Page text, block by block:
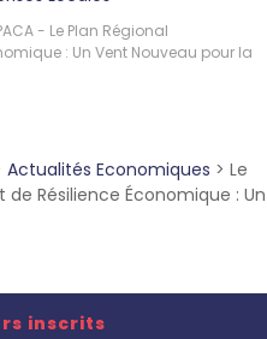
- Le Plan Régional
: Un Vent Nouveau pour la
Actualités Economiques > Le
de Résilience Économique : Un
inscrits